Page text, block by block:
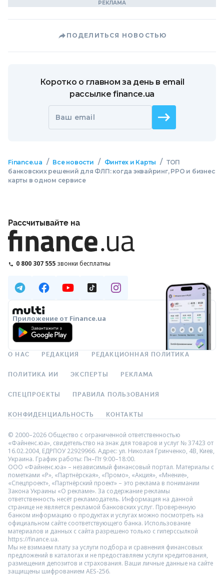
ПОДЕЛИТЬСЯ НОВОСТЬЮ
Коротко о главном за день в email
рассылке finance.ua
Ваш email
Finance.ua / Все новости / Финтех и Карты / ТОП
банковских решений для ФЛП: когда эквайринг, РРО и бизнес
карты в одном сервисе
Рассчитывайте на
0 800 307 555 звонки бесплатны
Приложение от Finance.ua
О НАС РЕДАКЦИЯ РЕДАКЦИОННАЯ ПОЛИТИКА
ПОЛИТИКА ИИ ЭКСПЕРТЫ РЕКЛАМА
СПЕЦПРОЕКТЫ ПРАВИЛА ПОЛЬЗОВАНИЯ
КОНФИДЕНЦИАЛЬНОСТЬ КОНТАКТЫ
© 2000–2026 Общество с ограниченной ответственностью
«Файненс.юа», свидетельство на знак для товаров и услуг № 37423 от
16.02.2004, ЕДРПОУ 22929966. Адрес: ул. Николая Гринченко, 4В, Киев,
Украина. График работы: Пн–Пт 9:00–18:00.
ООО «Файненс.юа» – независимый финансовый портал. Материалы с
пометками «Р», «Партнёрская», «Промо», «Акция», «Мнение»,
«Спецпроект», «Партнёрский проект» – это реклама в понимании
Закона Украины «О рекламе». За содержание рекламы
ответственность несёт рекламодатель. Информация на данной
странице не является рекламой банковских услуг. Проверенную
банком информацию о продуктах и услугах можно посмотреть на
официальном сайте соответствующего банка. Использование
материалов и данных с сайта разрешено только с гиперссылкой
https://finance.ua.
Мы не взимаем плату за услуги подбора и сравнения финансовых
предложений в каталогах и не предоставляем услуги кредитования,
размещения депозитов и страхования. Ваши личные данные на сайте
защищены шифрованием AES-256.